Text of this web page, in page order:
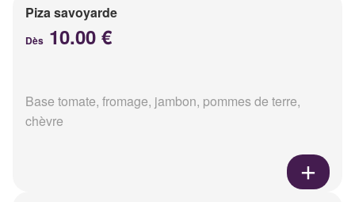
Piza savoyarde
Dès 10.00 €
Base tomate, fromage, jambon, pommes de terre,
chèvre